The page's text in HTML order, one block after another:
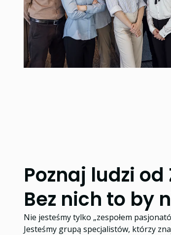
Poznaj ludzi od
Bez nich to by
Nie jesteśmy tylko „zespołem
Jesteśmy grupą specjalistów, którzy